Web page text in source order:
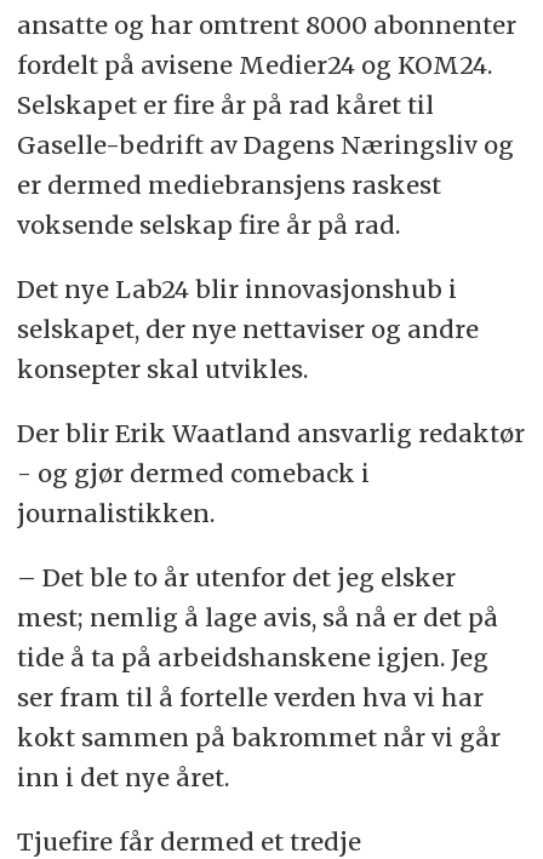
ansatte og har omtrent 8000 abonnenter
fordelt på avisene Medier24 og KOM24.
Selskapet er fire år på rad kåret til
Gaselle-bedrift av Dagens Næringsliv og
er dermed mediebransjens raskest
voksende selskap fire år på rad.
Det nye Lab24 blir innovasjonshub i
selskapet, der nye nettaviser og andre
konsepter skal utvikles.
Der blir Erik Waatland ansvarlig redaktør
- og gjør dermed comeback i
journalistikken.
– Det ble to år utenfor det jeg elsker
mest; nemlig å lage avis, så nå er det på
tide å ta på arbeidshanskene igjen. Jeg
ser fram til å fortelle verden hva vi har
kokt sammen på bakrommet når vi går
inn i det nye året.
Tjuefire får dermed et tredje